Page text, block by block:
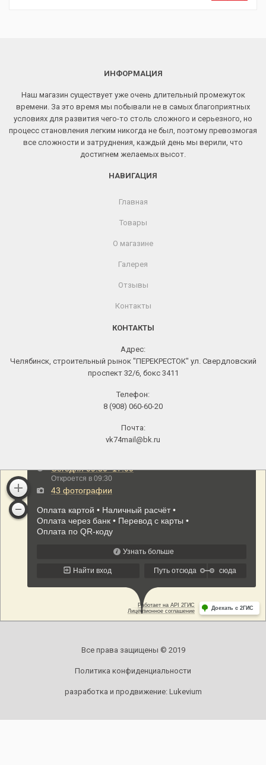
ИНФОРМАЦИЯ
Наш магазин существует уже очень длительный промежуток
времени. За это время мы побывали не в самых благоприятных
условиях для развития чего-то столь сложного и серьезного, но
процесс становления легким никогда не был, поэтому превозмогая
все сложности и затруднения, каждый день мы верили, что
достигнем желаемых высот.
НАВИГАЦИЯ
Главная
Товары
О магазине
Галерея
Отзывы
Контакты
КОНТАКТЫ
Адрес:
Челябинск, строительный рынок "ПЕРЕКРЕСТОК" ул. Свердловский
проспект 32/6, бокс 3411
Телефон:
8 (908) 060-60-20
Почта:
vk74mail@bk.ru
Все права защищены © 2019
Политика конфиденциальности
разработка и продвижение: Lukevium